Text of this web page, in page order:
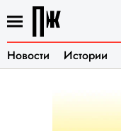
Новости Истории